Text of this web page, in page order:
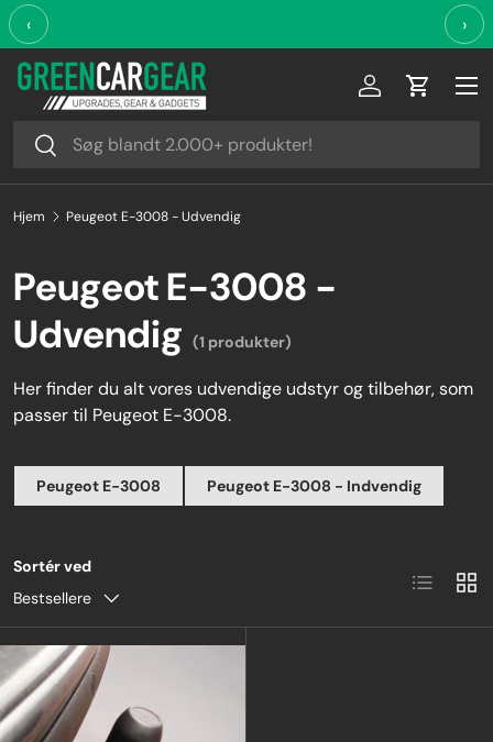
Videre til indhold
‹ ›
Søg
Søg
Log ind
Hjem Peugeot E-3008 - Udvendig
Peugeot E-3008 -
Udvendig (1 produkter)
Her finder du alt vores udvendige udstyr og tilbehør, som
passer til Peugeot E-3008.
Peugeot E-3008 Peugeot E-3008 - Indvendig
Sortér ved
Bestsellere
Liste Grid